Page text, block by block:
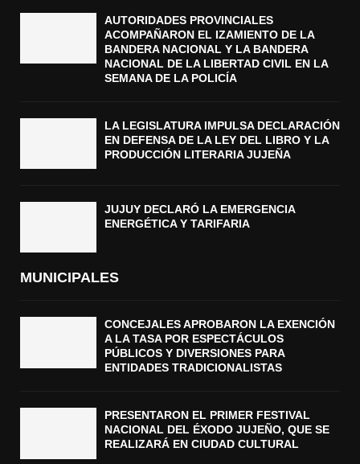
AUTORIDADES PROVINCIALES
ACOMPAÑARON EL IZAMIENTO DE LA
BANDERA NACIONAL Y LA BANDERA
NACIONAL DE LA LIBERTAD CIVIL EN LA
SEMANA DE LA POLICÍA
LA LEGISLATURA IMPULSA DECLARACIÓN
EN DEFENSA DE LA LEY DEL LIBRO Y LA
PRODUCCIÓN LITERARIA JUJEÑA
JUJUY DECLARÓ LA EMERGENCIA
ENERGÉTICA Y TARIFARIA
MUNICIPALES
CONCEJALES APROBARON LA EXENCIÓN
A LA TASA POR ESPECTÁCULOS
PÚBLICOS Y DIVERSIONES PARA
ENTIDADES TRADICIONALISTAS
PRESENTARON EL PRIMER FESTIVAL
NACIONAL DEL ÉXODO JUJEÑO, QUE SE
REALIZARÁ EN CIUDAD CULTURAL